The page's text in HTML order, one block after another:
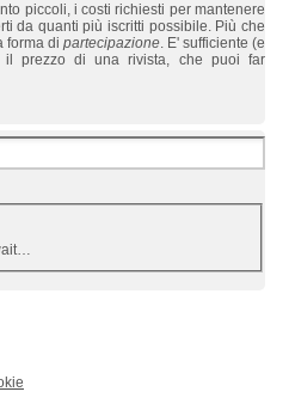
piccoli, i costi richiesti per mantenere
da quanti più iscritti possibile. Più che
forma di partecipazione. E' sufficiente (e
il prezzo di una rivista, che puoi far